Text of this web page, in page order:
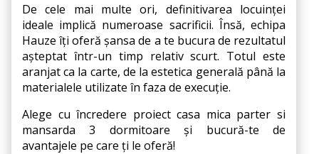
De cele mai multe ori, definitivarea locuinței
ideale implică numeroase sacrificii. Însă, echipa
Hauze îți oferă șansa de a te bucura de rezultatul
așteptat într-un timp relativ scurt. Totul este
aranjat ca la carte, de la estetica generală până la
materialele utilizate în faza de execuție.
Alege cu încredere proiect casa mica parter si
mansarda 3 dormitoare și bucură-te de
avantajele pe care ți le oferă!